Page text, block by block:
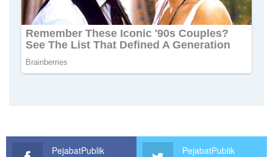
PejabatPublik PejabatPublik